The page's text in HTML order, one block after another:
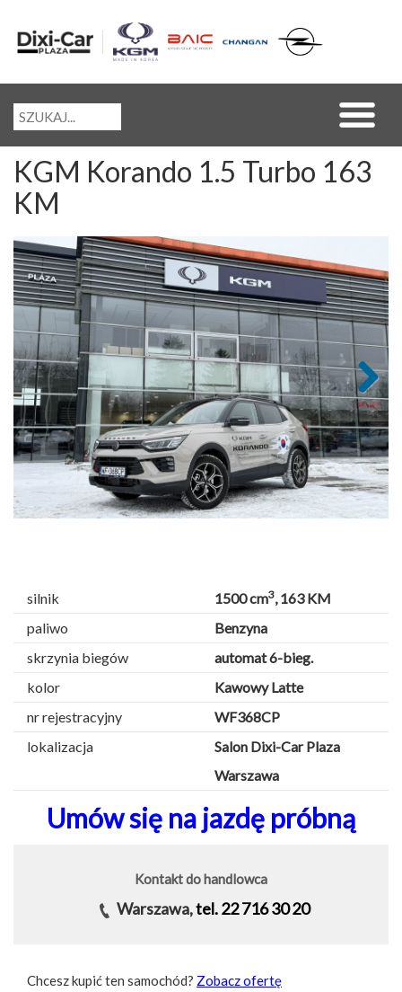
KGM Korando 1.5 Turbo 163
KM
Next
silnik 1500 cm3, 163 KM
paliwo
Benzyna
skrzynia biegów
automat 6-bieg.
kolor
Kawowy Latte
nr rejestracyjny
WF368CP
lokalizacja
Salon Dixi-Car Plaza
Warszawa
Umów się na jazdę próbną
Kontakt do handlowca
Warszawa,tel. 22 716 30 20
Chcesz kupić ten samochód? Zobacz ofertę